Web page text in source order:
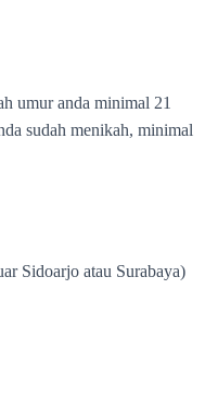
umur anda minimal 21
sudah menikah, minimal
Sidoarjo atau Surabaya)